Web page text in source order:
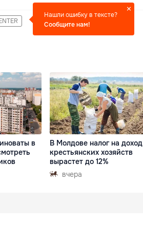
Нашли ошибку в тексте?
Сообщите нам!
в
В Молдове налог на доход
крестьянских хозяйств
вырастет до 12%
вчера